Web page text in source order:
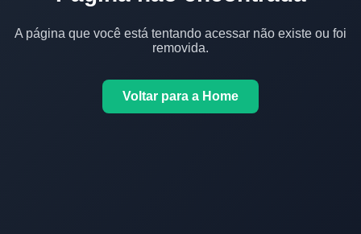
A página que você está tentando acessar não existe ou foi
removida.
Voltar para a Home